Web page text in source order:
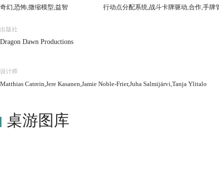
奇幻,恐怖,微缩模型,益智 行动点分配系统,战斗卡牌驱动,合作,手牌
出版社
Dragon Dawn Productions
设计师
Matthias Catrein,Jere Kasanen,Jamie Noble-Frier,Juha Salmijärvi,Tanja Ylitalo
桌游图库